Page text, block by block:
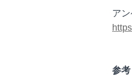
ア
参考